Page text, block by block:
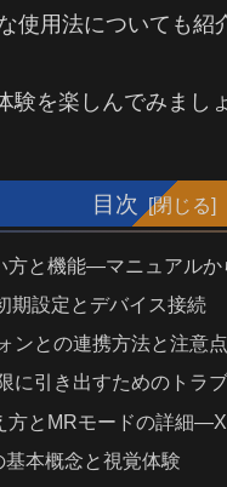
使用法についても
験を楽しんでみまし
目次
方と機能—マニュアルか
期設定とデバイス接続
ンとの連携方法と注意点
に引き出すためのトラ
方とMRモードの詳細
基本概念と視覚体験